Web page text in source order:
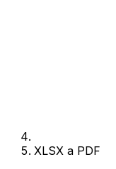
XLSX a PDF